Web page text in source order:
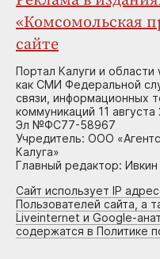
«Комсомольская
сайте
Портал Калуги и
как СМИ Федеральной
связи, информационных
коммуникаций 11
Эл №ФС77-58967
Учредитель: ООО
Калуга»
Главный редактор:
Сайт использует IP
Пользователей сайта, а
Liveinternet и Google-
содержатся в Политике